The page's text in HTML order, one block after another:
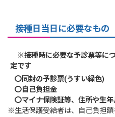
接種日当日に必要なも
※接種時に必要な予診票等に
定です
〇同封の予診票(うすい緑色)
〇自己負担金
〇マイナ保険証等、住所や生年
※生活保護受給者は、自己負担